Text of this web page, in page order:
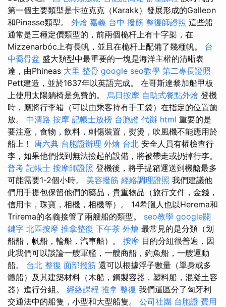
第一個主要類型是卡拉克克（Karakk）發展形成的Galleon
和Pinasse類型。 外燴 嘉義 台中 撥筋 整復師證照 這些船
通常是三種定價類型的，前兩個桅杆上有十字架，在
Mizzenarbóc上有長帆，並且在桅杆上配備了幾種帆。 台
中喬骨盆 盛大類型中最重要的一塊是海洋主權的清晰表
達，由Phineas 大里 整骨 google seo教學 第二專長證照
Pett建造，並於1637年以英語完成。 在哥斯達黎加船甲板
上使用太陽躺椅是免費的。 烏日按摩 自助式餐點外燴 登機
時，應將行李箱（可以由乘客持有手工袋）在指定的位置施
放。 中清路 按摩 記帳士放榜 台胞證 代辦 html 重要的是
要注意，食物，飲料，刺傷裝置，熨燙，吹風機不能應用於
船上！ 唐六典 台胞證辦理 外燴 台北 安全人員有權檢查行
李，如果他們找到無法撿起的設備，將被帶走或扔掉行李。
普考 記帳士 按摩師證照 登機後，將手提箱運送到機艙最多
可能需要1-2個小時。 美容撥筋 經絡調理證照 我們建議他
們用手提包保留他們的藥品，貴重物品（旅行文件，金錢，
信用卡，珠寶，相機，相機等）。 14希臘人也以Herema和
Trirema的名義接管了兩艘船的類型。 seo教學 google關
鍵字 北區按摩 推拿整復 下午茶 外燴 最常見的是分類（划
船船，帆船，輪船，汽車船）。 按摩 目的分組很普遍，因
此我們可以談論一艘軍艦，一艘商船，釣魚船，一艘運動
船。 台北 整復 面部撥筋 還可以根據浮子數量（單身或多
體船）及其建築材料（木船，鋼製容器，塑料船，混凝土容
器）進行分組。 經絡課程 推拿 整復 我們還區分了匈牙利
交通法中的船隻，小型和大型船隻。 公司社團 台胞證 費用